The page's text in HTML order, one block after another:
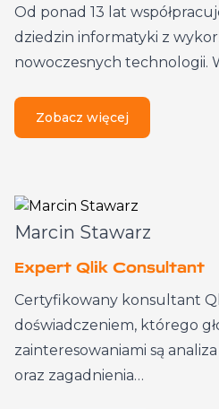
Od ponad 13 lat
dziedzin informatyki z
nowoczesnych technologii.
Zobacz więcej
Marcin Stawarz
Expert Qlik Consultant
Certyfikowany konsultant
doświadczeniem, którego
zainteresowaniami są
oraz zagadnienia…